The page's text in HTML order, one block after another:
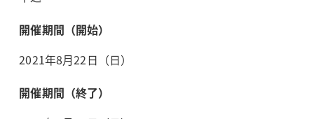
開催期間（開始）
2021年8月22日（日）
開催期間（終了）